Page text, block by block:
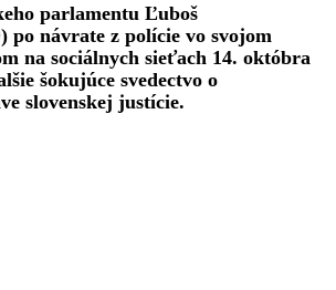
parlamentu Ľuboš
po návrate z polície vo svojom
na sociálnych sieťach 14. októbra
šokujúce svedectvo o
slovenskej justície.